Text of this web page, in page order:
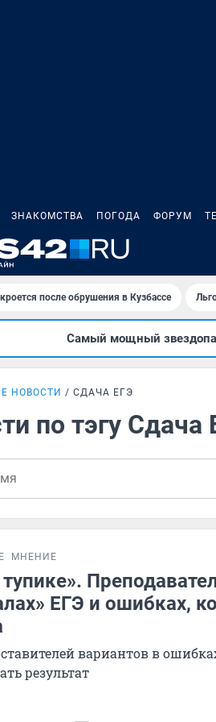
ЗНАКОМСТВА ПОГОДА ФОРУМ
после обрушения в Кузбассе
Самый мощный
НОВОСТИ СДАЧА ЕГЭ
по тэгу Сдача
МНЕНИЕ
ЕГЭ и ошибках,
вариантов в
результат